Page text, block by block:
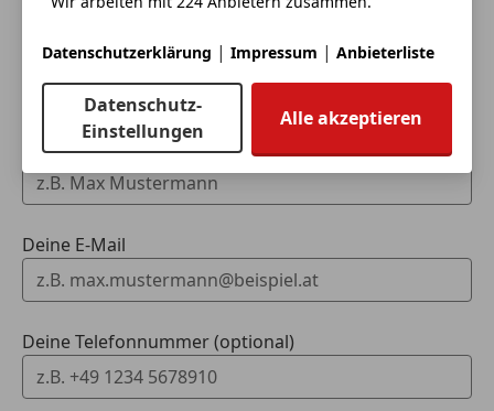
Fahrzeugdaten hinzufügen
Dein Name
Deine E-Mail
Deine Telefonnummer (optional)
Datenschutzerklärung | Impressum | Anbieterliste
Datenschutz-
Einstellungen
Alle akzeptieren